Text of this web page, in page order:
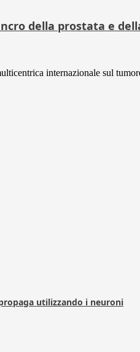
della prostata e
internazionale sul
utilizzando i neuroni